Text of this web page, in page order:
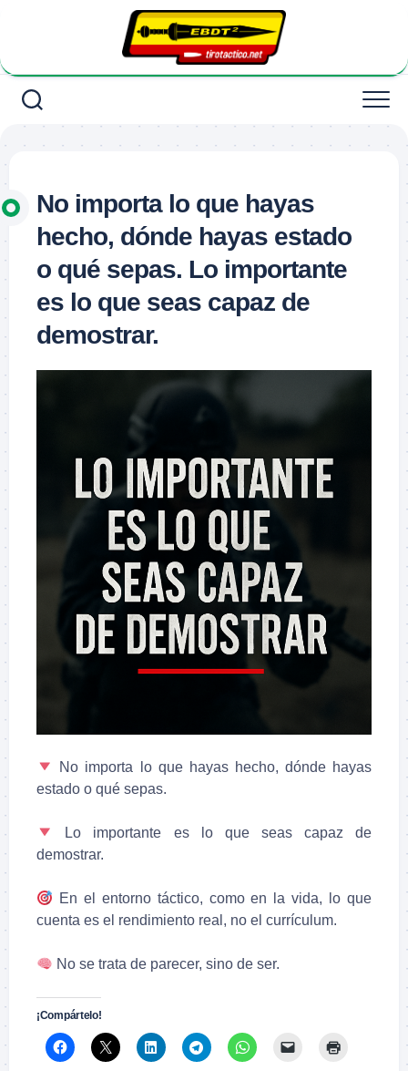
No importa lo que hayas
hecho, dónde hayas estado
o qué sepas. Lo importante
es lo que seas capaz de
demostrar.
No importa lo que hayas hecho, dónde hayas
estado o qué sepas.
Lo importante es lo que seas capaz de
demostrar.
En el entorno táctico, como en la vida, lo que
cuenta es el rendimiento real, no el currículum.
No se trata de parecer, sino de ser.
¡Compártelo!